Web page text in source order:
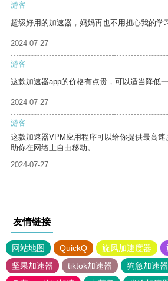
游客
超级好用的加速器，妈妈再也不用担心我的学
2024-07-27
游客
这款加速器app的价格有点贵，可以适当降低
2024-07-27
游客
这款加速器VPM应用程序可以给你提供最高
助你在网络上自由移动。
2024-07-27
友情链接
网站地图 QuickQ 旋风加速度器
坚果加速器
tiktok加速器
狗急加速